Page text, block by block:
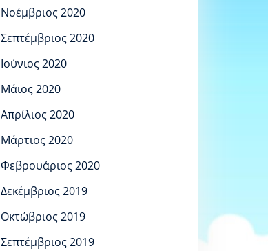
Νοέμβριος 2020
Σεπτέμβριος 2020
Ιούνιος 2020
Μάιος 2020
Απρίλιος 2020
Μάρτιος 2020
Φεβρουάριος 2020
Δεκέμβριος 2019
Οκτώβριος 2019
Σεπτέμβριος 2019